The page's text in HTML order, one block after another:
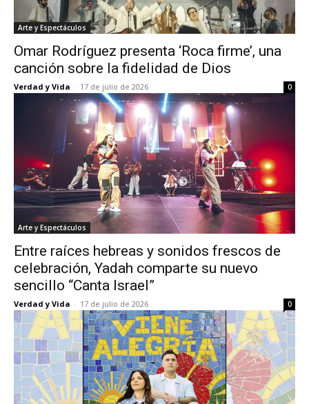
Arte y Espectáculos
Omar Rodríguez presenta ‘Roca firme’, una
canción sobre la fidelidad de Dios
Verdad y Vida - 17 de julio de 2026 0
Arte y Espectáculos
Entre raíces hebreas y sonidos frescos de
celebración, Yadah comparte su nuevo
sencillo “Canta Israel”
Verdad y Vida - 17 de julio de 2026 0